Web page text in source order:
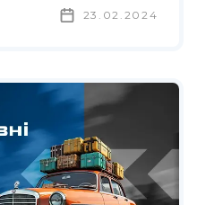
23.02.2024